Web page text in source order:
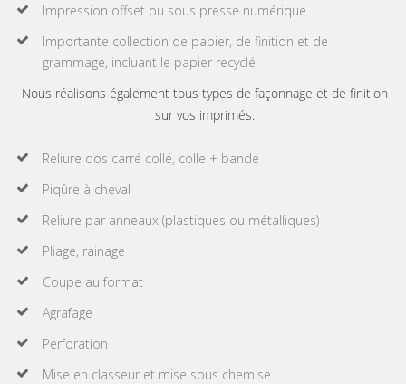
Impression offset ou sous presse numérique
Importante collection de papier, de finition et de
grammage, incluant le papier recyclé
Nous réalisons également tous types de façonnage et de finition
sur vos imprimés.
Reliure dos carré collé, colle + bande
Piqûre à cheval
Reliure par anneaux (plastiques ou métalliques)
Pliage, rainage
Coupe au format
Agrafage
Perforation
Mise en classeur et mise sous chemise